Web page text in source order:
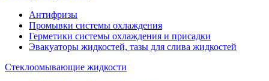
Антифризы
Промывки системы охлаждения
Герметики системы охлаждения и присадки
Эвакуаторы жидкостей, тазы для слива жидкостей
Стеклоомывающие жидкости